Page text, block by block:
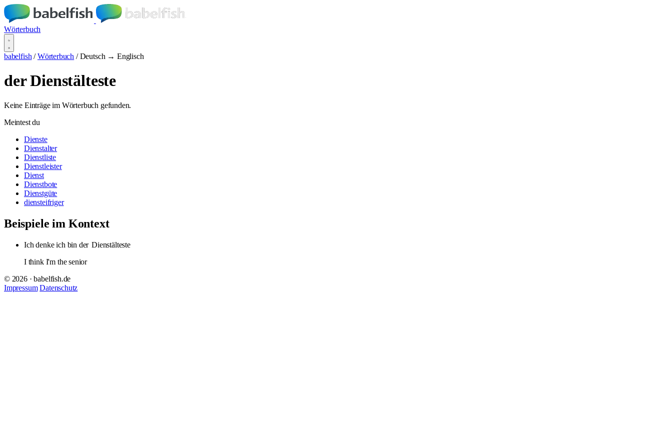
Wörterbuch
babelfish / Wörterbuch / Deutsch → Englisch
der Dienstälteste
Keine Einträge im Wörterbuch gefunden.
Meintest du
Dienste
Dienstalter
Dienstliste
Dienstleister
Dienst
Dienstbote
Dienstgüte
diensteifriger
Beispiele im Kontext
Ich denke ich bin der Dienstälteste
I think I'm the senior
© 2026 · babelfish.de
Impressum Datenschutz